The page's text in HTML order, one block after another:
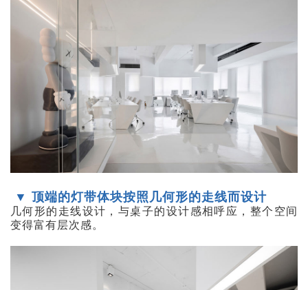
▼ 顶端的灯带体块按照几何形的走线而设计
几何形的走线设计，与桌子的设计感相呼应，整个空间
变得富有层次感。